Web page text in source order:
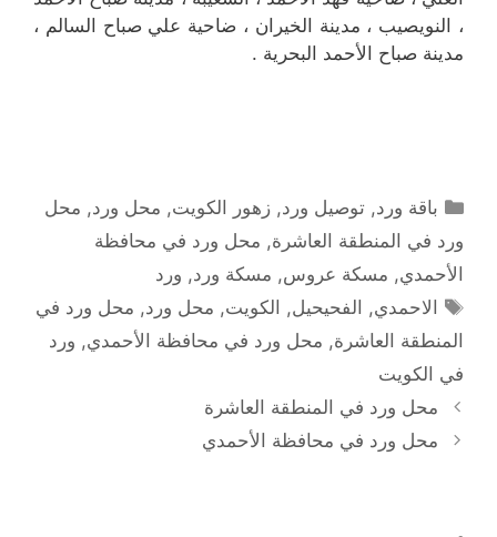
، النويصيب ، مدينة الخيران ، ضاحية علي صباح السالم ،
مدينة صباح الأحمد البحرية .
التصنيفات
باقة ورد,توصيل ورد,زهور الكويت, محل ورد, محل
ورد في المنطقة العاشرة, محل ورد في محافظة
الأحمدي, مسكة عروس, مسكة ورد, ورد
الوسوم
الاحمدي, الفحيحيل, الكويت, محل ورد, محل ورد في
المنطقة العاشرة, محل ورد في محافظة الأحمدي, ورد
في الكويت
محل ورد في المنطقة العاشرة
محل ورد في محافظة الأحمدي